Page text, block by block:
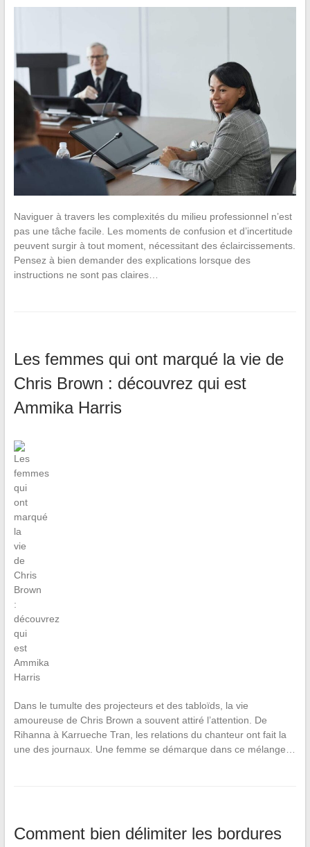
Naviguer à travers les complexités du milieu professionnel n’est
pas une tâche facile. Les moments de confusion et d’incertitude
peuvent surgir à tout moment, nécessitant des éclaircissements.
Pensez à bien demander des explications lorsque des
instructions ne sont pas claires…
Les femmes qui ont marqué la vie de
Chris Brown : découvrez qui est
Ammika Harris
Dans le tumulte des projecteurs et des tabloïds, la vie
amoureuse de Chris Brown a souvent attiré l’attention. De
Rihanna à Karrueche Tran, les relations du chanteur ont fait la
une des journaux. Une femme se démarque dans ce mélange…
Comment bien délimiter les bordures